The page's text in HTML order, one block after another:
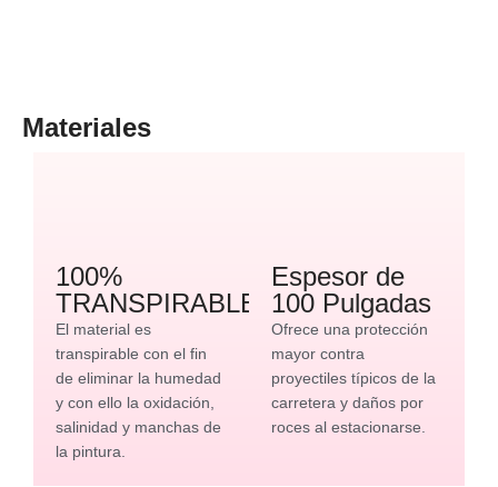
Materiales
100%
TRANSPIRABLE
El material es
transpirable con el fin
de eliminar la humedad
y con ello la oxidación,
salinidad y manchas de
la pintura.
Espesor de
100 Pulgadas
Ofrece una protección
mayor contra
proyectiles típicos de la
carretera y daños por
roces al estacionarse.